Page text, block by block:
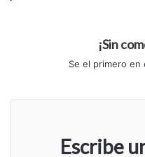
¡Sin
Se el primero
Escribe